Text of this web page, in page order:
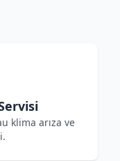
klima arıza ve